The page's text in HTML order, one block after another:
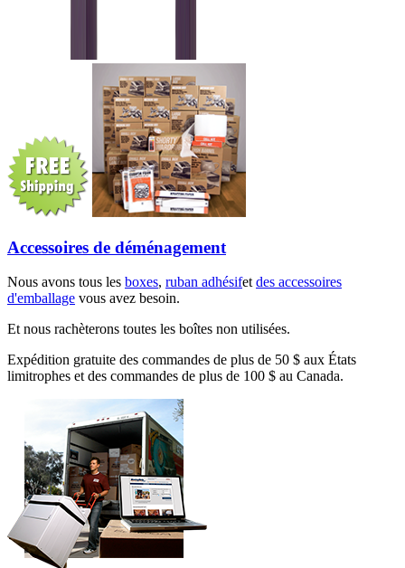
Accessoires de déménagement
Nous avons tous les boxes, ruban adhésifetdes accessoires
d'emballage vous avez besoin.
Et nous rachèterons toutes les boîtes non utilisées.
Expédition gratuite des commandes de plus de 50 $ aux États
limitrophes et des commandes de plus de 100 $ au Canada.